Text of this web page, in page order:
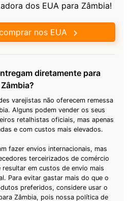
dos EUA para Zâmbia!
nos EUA
diretamente para
Zâmbia?
varejistas não oferecem remessa
Alguns podem vender os seus
retalhistas oficiais, mas apenas
e com custos mais elevados.
fazer envios internacionais, mas
terceirizados de comércio
em custos de envio mais
Para evitar gastar mais do que o
preferidos, considere usar o
Zâmbia, pois nossa política de